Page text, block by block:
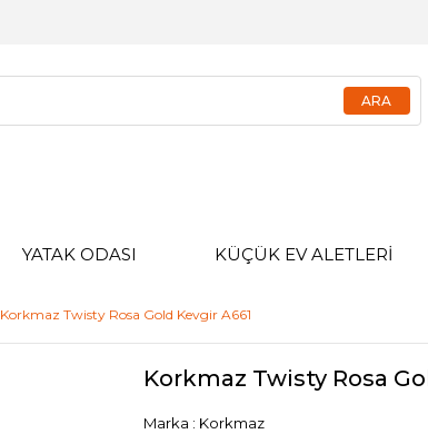
YATAK ODASI KÜÇÜK EV ALETLERİ
Korkmaz Twisty Rosa Gold Kevgir A661
Korkmaz Twisty Rosa
Marka : Korkmaz